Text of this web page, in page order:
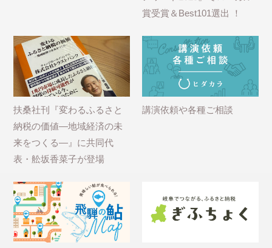
賞受賞＆Best101選出 ！
扶桑社刊『変わるふるさと
納税の価値―地域経済の未
来をつくる―』に共同代
表・舩坂香菜子が登場
講演依頼や各種ご相談